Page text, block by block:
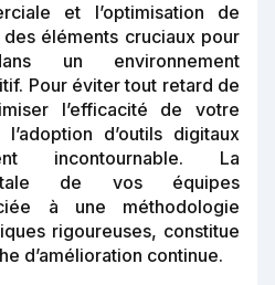
et l’optimisation de
des éléments cruciaux pour
un environnement
Pour éviter tout retard de
l’efficacité de votre
d’outils digitaux
incontournable. La
de vos équipes
à une méthodologie
rigoureuses, constitue
d’amélioration continue.